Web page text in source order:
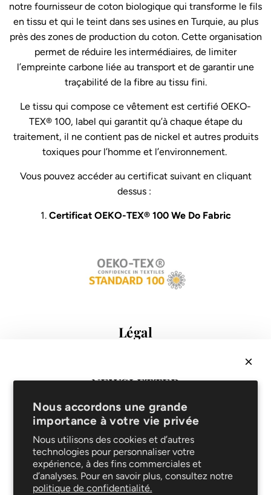
Nous accordons une grande
importance à votre vie privée
Nous utilisons des cookies et d’autres
technologies pour personnaliser votre
expérience, à des fins commerciales et
d’analyses. Pour en savoir plus, consultez notre
politique de confidentialité.
notre fournisseur de coton biologique qui transforme le fils
en tissu et qui le teint dans ses usines en Turquie, au plus
près des zones de production du coton. Cette organisation
permet de réduire les intermédiaires, de limiter
l’empreinte carbone liée au transport et de garantir une
traçabilité de la fibre au tissu fini.
Le tissu qui compose ce vêtement est certifié OEKO-
TEX® 100, label qui garantit qu’à chaque étape du
traitement, il ne contient pas de nickel et autres produits
toxiques pour l’homme et l’environnement.
Vous pouvez accéder au certificat suivant en cliquant
dessus :
1. Certificat OEKO-TEX® 100 We Do Fabric
Légal
Mentions légales
Support
Livraison et retours
Service de réparation
Le blog
Entretien
Suivez-nous
NEWSLETTER
Recevez 10% sur votre 1ère commande
premiers informés de nouveautés et promotions !